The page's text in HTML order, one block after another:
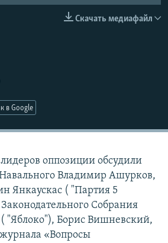
Скачать медиафайл
в Google
оппозиции обсудили
Владимир Ашурков,
Янкаускас ( "Партия 5
Собрания
"Яблоко"), Борис Вишневский,
«Вопросы